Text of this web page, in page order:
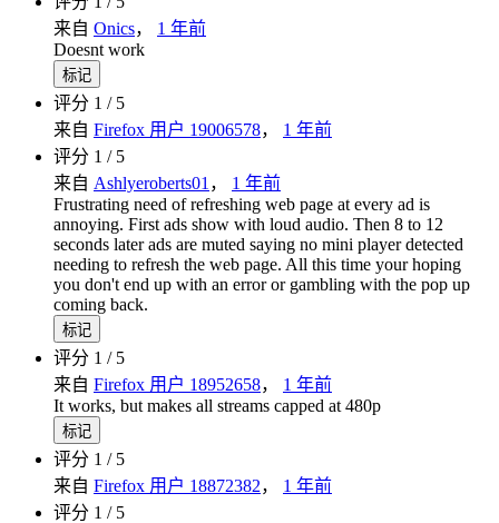
来自 Onics， 1 年前
Doesnt work
标记
评分 1 / 5
来自 Firefox 用户 19006578， 1 年前
评分 1 / 5
来自 Ashlyeroberts01 ， 1 年前
Frustrating need of refreshing web page at every ad is
annoying. First ads show with loud audio. Then 8 to 12
seconds later ads are muted saying no mini player detected
needing to refresh the web page. All this time your hoping
you don't end up with an error or gambling with the pop up
coming back.
标记
评分 1 / 5
来自 Firefox 用户 18952658， 1 年前
It works, but makes all streams capped at 480p
标记
评分 1 / 5
来自 Firefox 用户 18872382， 1 年前
评分 1 / 5